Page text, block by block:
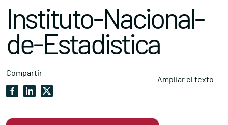
Instituto-Nacional-
de-Estadistica
Compartir
Ampliar el texto